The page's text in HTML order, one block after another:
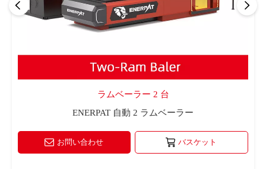
ラムベーラー 2 台
ENERPAT 自動 2 ラムベーラー
お問い合わせ バスケット